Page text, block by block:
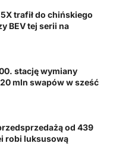
trafił do chińskiego
BEV tej serii na
stację wymiany
mln swapów w sześć
od 439
robi luksusową